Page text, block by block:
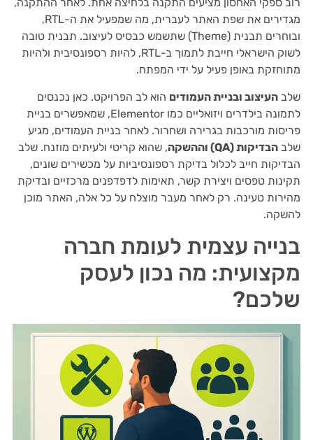
רוב ספקי האחסון מציעים התקנה בלחיצה אחת. לאחר ההתקנה,
מגדירים את שפת האתר לעברית, מה שמפעיל את ה-RTL,
ובוחרים תבנית (Theme) שתשמש כבסיס לעיצוב. תבנית טובה
לשוק הישראלי חייבת לתמוך ב-RTL, להיות רספונסיבית ולהיות
מתוחזקת באופן פעיל על ידי המפתח.
שלב העיצוב ובניית העמודים הוא לב הפרויקט. כאן נכנסים
לתמונה בילדרים ויזואליים כמו Elementor, שמאפשרים בניית
פריסות מורכבות בגרירה ושחרור. לאחר בניית העמודים, מגיע
שלב הבדיקות (QA) וההשקה
, שהוא קריטי ולעיתים מוזנח. שלב
הבדיקות חייב לכלול בדיקת רספונסיביות על מכשירים שונים,
תקינות טפסים ויצירת קשר, תאימות לדפדפנים מרכזיים ובדיקת
מהירות טעינה. רק לאחר מעבר מוצלח על כל אלה, האתר מוכן
להשקה.
בנייה עצמית לעומת חברה
מקצועית: מה נכון לעסק
שלכם?